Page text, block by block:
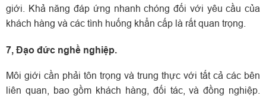
giới. Khả năng đáp ứng nhanh chóng đối với yêu cầu của
khách hàng và các tình huống khẩn cấp là rất quan trọng.
7, Đạo đức nghề nghiệp.
Môi giới cần phải tôn trọng và trung thực với tất cả các bên
liên quan, bao gồm khách hàng, đối tác, và đồng nghiệp.